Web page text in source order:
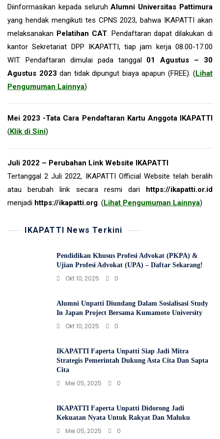
Diinformasikan kepada seluruhAlumni Universitas Pattimura
yang hendak mengikuti tes CPNS 2023, bahwa IKAPATTI akan
melaksanakan Pelatihan CAT. Pendaftaran dapat dilakukan di
kantor Sekretariat DPP IKAPATTI, tiap jam kerja 08.00-17.00
WIT. Pendaftaran dimulai pada tanggal 01 Agustus – 30
Agustus 2023 dan tidak dipungut biaya apapun (FREE). (Lihat
Pengumuman Lainnya)
Mei 2023 -Tata Cara Pendaftaran Kartu Anggota IKAPATTI
(Klik di Sini)
Juli 2022 – Perubahan Link Website IKAPATTI
Tertanggal 2 Juli 2022, IKAPATTI Official Website telah beralih
atau berubah link secara resmi dari https://ikapatti.or.id
menjadi https://ikapatti.org. (Lihat Pengumuman Lainnya)
IKAPATTI News Terkini
Pendidikan Khusus Profesi Advokat (PKPA) &
Ujian Profesi Advokat (UPA) – Daftar Sekarang!
Okt 10, 2025 0
Alumni Unpatti Diundang Dalam Sosialisasi Study
In Japan Project Bersama Kumamoto University
Okt 10, 2025 0
IKAPATTI Faperta Unpatti Siap Jadi Mitra
Strategis Pemerintah Dukung Asta Cita Dan Sapta
Cita
Mei 05, 2025 0
IKAPATTI Faperta Unpatti Didorong Jadi
Kekuatan Nyata Untuk Rakyat Dan Maluku
Mei 05, 2025 0